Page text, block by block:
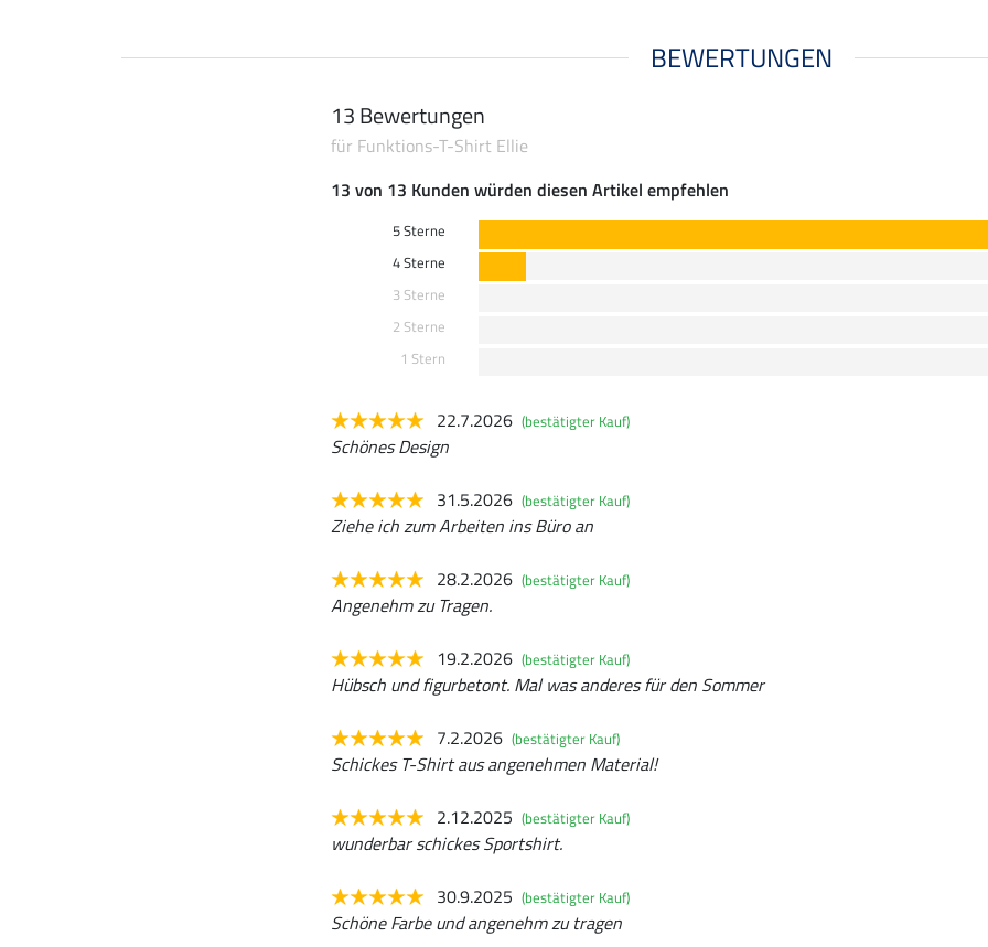
BEWERTUNGEN
13 Bewertungen
für Funktions-T-Shirt Ellie
13 von 13 Kunden würden diesen Artikel empfehlen
5 Sterne
4 Sterne
3 Sterne
2 Sterne
1 Stern
22.7.2026 (bestätigter Kauf)
Schönes Design
31.5.2026 (bestätigter Kauf)
Ziehe ich zum Arbeiten ins Büro an
28.2.2026 (bestätigter Kauf)
Angenehm zu Tragen.
19.2.2026 (bestätigter Kauf)
Hübsch und figurbetont. Mal was anderes für den Sommer
7.2.2026 (bestätigter Kauf)
Schickes T-Shirt aus angenehmen Material!
2.12.2025 (bestätigter Kauf)
wunderbar schickes Sportshirt.
30.9.2025 (bestätigter Kauf)
Schöne Farbe und angenehm zu tragen